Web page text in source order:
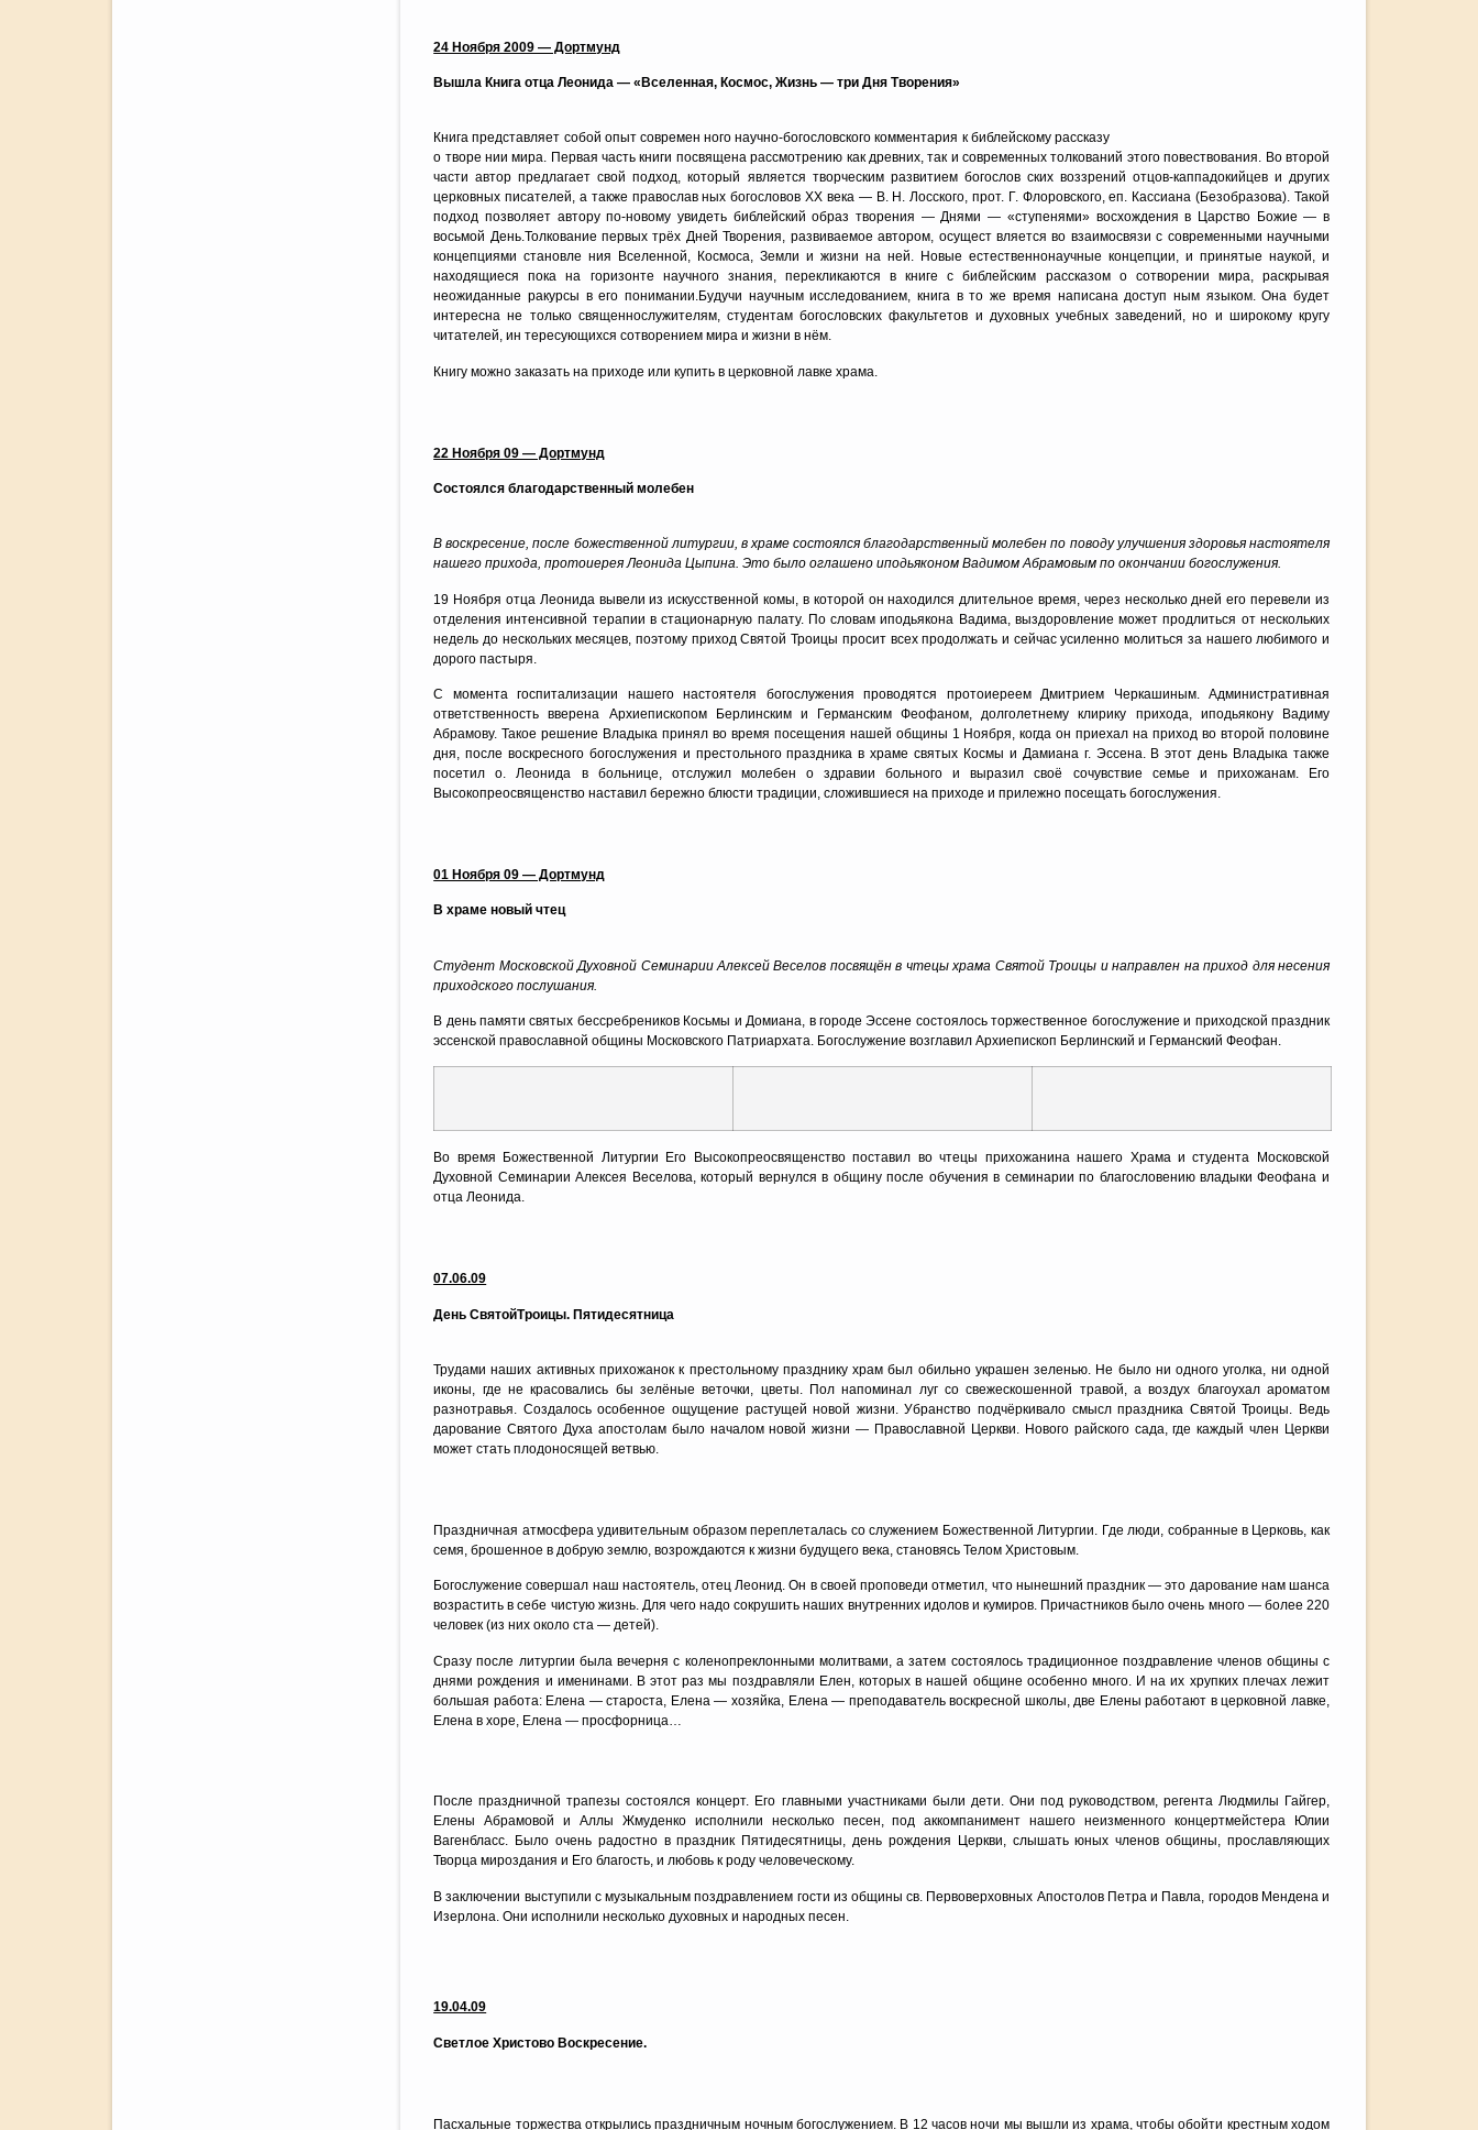
24 Ноября 2009 — Дортмунд
Вышла Книга отца Леонида — «Вселенная, Космос, Жизнь — три Дня Творения»
Книга представляет собой опыт современ ного научно-богословского комментария к библейскому рассказу
о творе нии мира. Первая часть книги посвящена рассмотрению как древних, так и современных толкований этого повествования. Во второй
части автор предлагает свой подход, который является творческим развитием богослов ских воззрений отцов-каппадокийцев и других
церковных писателей, а также православ ных богословов ХХ века — В. Н. Лосского, прот. Г. Флоровского, еп. Кассиана (Безобразова). Такой
подход позволяет автору по-новому увидеть библейский образ творения — Днями — «ступенями» восхождения в Царство Божие — в
восьмой День.Толкование первых трёх Дней Творения, развиваемое автором, осущест вляется во взаимосвязи с современными научными
концепциями становле ния Вселенной, Космоса, Земли и жизни на ней. Новые естественнонаучные концепции, и принятые наукой, и
находящиеся пока на горизонте научного знания, перекликаются в книге с библейским рассказом о сотворении мира, раскрывая
неожиданные ракурсы в его понимании.Будучи научным исследованием, книга в то же время написана доступ ным языком. Она будет
интересна не только священнослужителям, студентам богословских факультетов и духовных учебных заведений, но и широкому кругу
читателей, ин тересующихся сотворением мира и жизни в нём.
Книгу можно заказать на приходе или купить в церковной лавке храма.
22 Ноября 09 — Дортмунд
Состоялся благодарственный молебен
В воскресение, после божественной литургии, в храме состоялся благодарственный молебен по поводу улучшения здоровья настоятеля
нашего прихода, протоиерея Леонида Цыпина. Это было оглашено иподьяконом Вадимом Абрамовым по окончании богослужения.
19 Ноября отца Леонида вывели из искусственной комы, в которой он находился длительное время, через несколько дней его перевели из
отделения интенсивной терапии в стационарную палату. По словам иподьякона Вадима, выздоровление может продлиться от нескольких
недель до нескольких месяцев, поэтому приход Святой Троицы просит всех продолжать и сейчас усиленно молиться за нашего любимого и
дорого пастыря.
С момента госпитализации нашего настоятеля богослужения проводятся протоиереем Дмитрием Черкашиным. Административная
ответственность вверена Архиепископом Берлинским и Германским Феофаном, долголетнему клирику прихода, иподьякону Вадиму
Абрамову. Такое решение Владыка принял во время посещения нашей общины 1 Ноября, когда он приехал на приход во второй половине
дня, после воскресного богослужения и престольного праздника в храме святых Космы и Дамиана г. Эссена. В этот день Владыка также
посетил о. Леонида в больнице, отслужил молебен о здравии больного и выразил своё сочувствие семье и прихожанам. Его
Высокопреосвященство наставил бережно блюсти традиции, сложившиеся на приходе и прилежно посещать богослужения.
01 Ноября 09 — Дортмунд
В храме новый чтец
Студент Московской Духовной Семинарии Алексей Веселов посвящён в чтецы храма Святой Троицы и направлен на приход для несения
приходского послушания.
В день памяти святых бессребреников Косьмы и Домиана, в городе Эссене состоялось торжественное богослужение и приходской праздник
эссенской православной общины Московского Патриархата. Богослужение возглавил Архиепископ Берлинский и Германский Феофан.
Во время Божественной Литургии Его Высокопреосвященство поставил во чтецы прихожанина нашего Храма и студента Московской
Духовной Семинарии Алексея Веселова, который вернулся в общину после обучения в семинарии по благословению владыки Феофана и
отца Леонида.
07.06.09
День СвятойТроицы. Пятидесятница
Трудами наших активных прихожанок к престольному празднику храм был обильно украшен зеленью. Не было ни одного уголка, ни одной
иконы, где не красовались бы зелёные веточки, цветы. Пол напоминал луг со свежескошенной травой, а воздух благоухал ароматом
разнотравья. Создалось особенное ощущение растущей новой жизни. Убранство подчёркивало смысл праздника Святой Троицы. Ведь
дарование Святого Духа апостолам было началом новой жизни — Православной Церкви. Нового райского сада, где каждый член Церкви
может стать плодоносящей ветвью.
Праздничная атмосфера удивительным образом переплеталась со служением Божественной Литургии. Где люди, собранные в Церковь, как
семя, брошенное в добрую землю, возрождаются к жизни будущего века, становясь Телом Христовым.
Богослужение совершал наш настоятель, отец Леонид. Он в своей проповеди отметил, что нынешний праздник — это дарование нам шанса
возрастить в себе чистую жизнь. Для чего надо сокрушить наших внутренних идолов и кумиров. Причастников было очень много — более 220
человек (из них около ста — детей).
Сразу после литургии была вечерня с коленопреклонными молитвами, а затем состоялось традиционное поздравление членов общины с
днями рождения и именинами. В этот раз мы поздравляли Елен, которых в нашей общине особенно много. И на их хрупких плечах лежит
большая работа: Елена — староста, Елена — хозяйка, Елена — преподаватель воскресной школы, две Елены работают в церковной лавке,
Елена в хоре, Елена — просфорница…
После праздничной трапезы состоялся концерт. Его главными участниками были дети. Они под руководством, регента Людмилы Гайгер,
Елены Абрамовой и Аллы Жмуденко исполнили несколько песен, под аккомпанимент нашего неизменного концертмейстера Юлии
Вагенбласс. Было очень радостно в праздник Пятидесятницы, день рождения Церкви, слышать юных членов общины, прославляющих
Творца мироздания и Его благость, и любовь к роду человеческому.
В заключении выступили с музыкальным поздравлением гости из общины св. Первоверховных Апостолов Петра и Павла, городов Мендена и
Изерлона. Они исполнили несколько духовных и народных песен.
19.04.09
Светлое Христово Воскресение.
Пасхальные торжества открылись праздничным ночным богослужением. В 12 часов ночи мы вышли из храма, чтобы обойти крестным ходом